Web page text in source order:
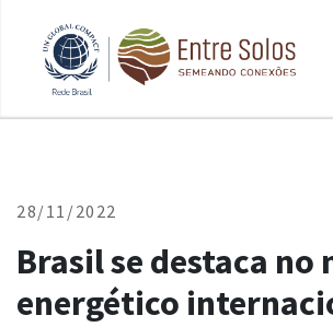
28/11/2022
Brasil se destaca no
energético